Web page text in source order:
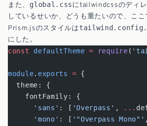
また、 global.cssにtailwindcssのディ
しているせいか、どうも重たいので、こ
Prism.jsのスタイルは
にした。
const defaultTheme = require (
module. exports = {
  theme: {
    fontFamily: {
      'sans'
: [ 'Overpass' , ...
      'mono'
: [ '"Overpass Mono"'